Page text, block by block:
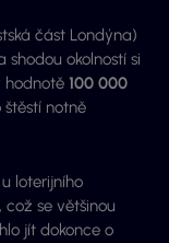
část Londýna)
okolností si
hodnotě 100 000
notně
loterijního
se většinou
jít dokonce o